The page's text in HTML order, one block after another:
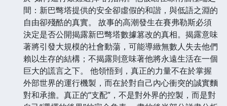
間：新巴彆塔提供的安全卻虛假的和諧，與低語之淵的
自由卻殘酷的真實。 故事的高潮發生在賽弗勒斯必須
決定是否公開揭露新巴彆塔數據篡改的真相。揭露意味
著將引發大規模的社會動蕩，可能導緻無數人失去他們
賴以生存的結構；不揭露則意味著他將永遠生活在一個
巨大的謊言之下。 他領悟到，真正的力量不在於掌握
外部世界的運行機製，而在於對自己內心衝突的誠實麵
對和承擔。真正的“支配”，不是對外界的控製，而是對